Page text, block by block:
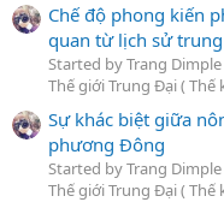
Chế độ phong kiến
quan từ lịch sử
Started by Trang Dimple
Thế giới Trung Đại ( Thế
Sự khác biệt giữa
phương Đông
Started by Trang Dimple
Thế giới Trung Đại ( Thế